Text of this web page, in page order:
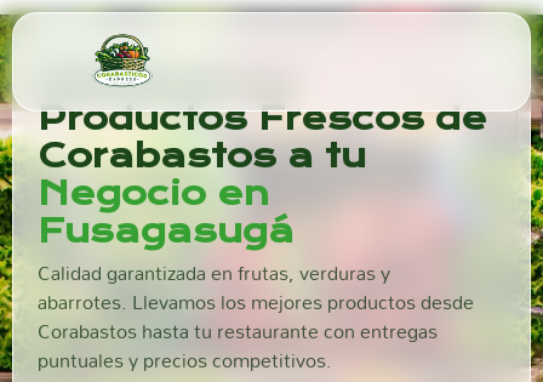
Distribuimos
Productos Frescos de
Corabastos a tu
Negocio en
Fusagasugá
Calidad garantizada en frutas, verduras y
abarrotes. Llevamos los mejores productos desde
Corabastos hasta tu restaurante con entregas
puntuales y precios competitivos.